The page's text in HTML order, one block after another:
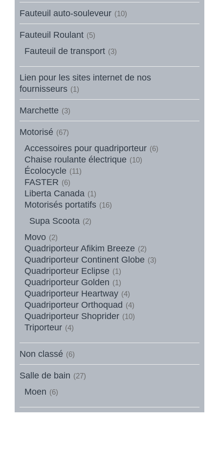
Fauteuil auto-souleveur (10)
Fauteuil Roulant (5)
Fauteuil de transport (3)
Lien pour les sites internet de nos
fournisseurs (1)
Marchette (3)
Motorisé (67)
Accessoires pour quadriporteur (6)
Chaise roulante électrique (10)
Écolocycle (11)
FASTER (6)
Liberta Canada (1)
Motorisés portatifs (16)
Supa Scoota (2)
Movo (2)
Quadriporteur Afikim Breeze (2)
Quadriporteur Continent Globe (3)
Quadriporteur Eclipse (1)
Quadriporteur Golden (1)
Quadriporteur Heartway (4)
Quadriporteur Orthoquad (4)
Quadriporteur Shoprider (10)
Triporteur (4)
Non classé (6)
Salle de bain (27)
Moen (6)